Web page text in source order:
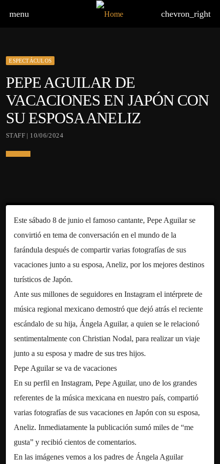
menu chevron_right
ESPECTÁCULOS
PEPE AGUILAR DE
VACACIONES EN JAPÓN CON
SU ESPOSA ANELIZ
STAFF | 10/06/2024
Este sábado 8 de junio el famoso cantante, Pepe Aguilar se
convirtió en tema de conversación en el mundo de la
farándula después de compartir varias fotografías de sus
vacaciones junto a su esposa, Aneliz, por los mejores destinos
turísticos de Japón.
Ante sus millones de seguidores en Instagram el intérprete de
música regional mexicano demostró que dejó atrás el reciente
escándalo de su hija, Ángela Aguilar, a quien se le relacionó
sentimentalmente con Christian Nodal, para realizar un viaje
junto a su esposa y madre de sus tres hijos.
Pepe Aguilar se va de vacaciones
En su perfil en Instagram, Pepe Aguilar, uno de los grandes
referentes de la música mexicana en nuestro país, compartió
varias fotografías de sus vacaciones en Japón con su esposa,
Aneliz. Inmediatamente la publicación sumó miles de “me
gusta” y recibió cientos de comentarios.
En las imágenes vemos a los padres de Ángela Aguilar